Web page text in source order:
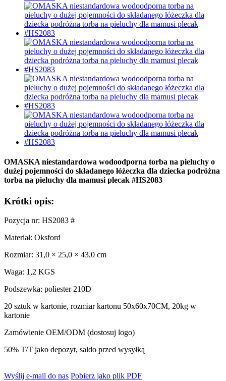
OMASKA niestandardowa wodoodporna torba na pieluchy o
dużej pojemności do składanego łóżeczka dla dziecka podróżna
torba na pieluchy dla mamusi plecak #HS2083
Krótki opis:
Pozycja nr: HS2083 #
Materiał: Oksford
Rozmiar: 31,0 × 25,0 × 43,0 cm
Waga: 1,2 KGS
Podszewka: poliester 210D
20 sztuk w kartonie, rozmiar kartonu 50x60x70CM, 20kg w
kartonie
Zamówienie OEM/ODM (dostosuj logo)
50% T/T jako depozyt, saldo przed wysyłką
Wyślij e-mail do nas Pobierz jako plik PDF